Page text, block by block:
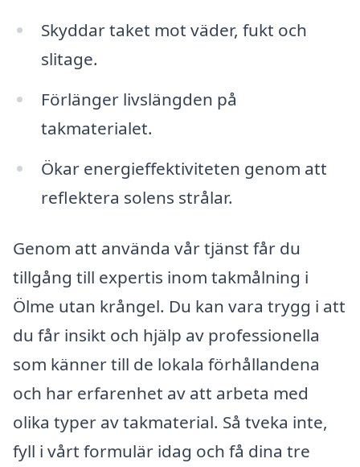
Skyddar taket mot väder, fukt och
slitage.
Förlänger livslängden på
takmaterialet.
Ökar energieffektiviteten genom att
reflektera solens strålar.
Genom att använda vår tjänst får du
tillgång till expertis inom takmålning i
Ölme utan krångel. Du kan vara trygg i att
du får insikt och hjälp av professionella
som känner till de lokala förhållandena
och har erfarenhet av att arbeta med
olika typer av takmaterial. Så tveka inte,
fyll i vårt formulär idag och få dina tre